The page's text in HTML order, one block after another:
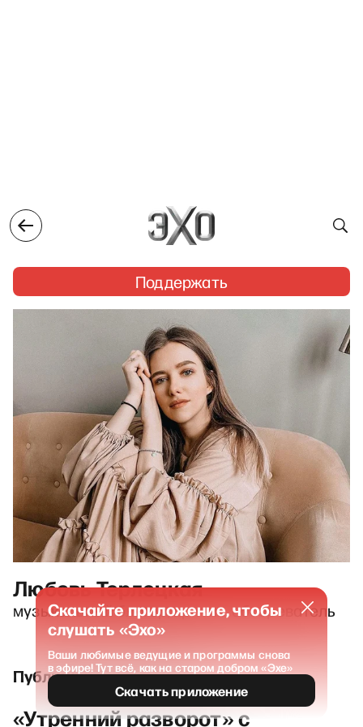
Поддержать
Любовь Терлецкая
музыкальный блогер, критик, обозреватель
Публикации и выпуски
«Утренний разворот» с
Скачайте приложение, чтобы
слушать «Эхо»
Ваши любимые ведущие и программы снова
в эфире! Тут всё, как на старом добром «Эхе»
Скачать приложение